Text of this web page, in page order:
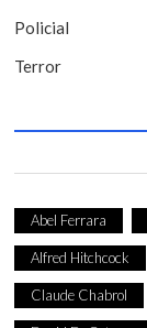
Policial
Terror
Abel Ferrara
Alfred Hitchcock
Claude Chabrol